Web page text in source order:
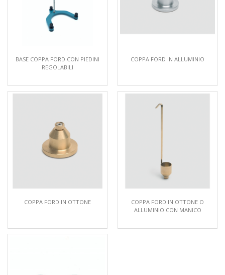
BASE COPPA FORD CON PIEDINI
REGOLABILI
COPPA FORD IN ALLUMINIO
COPPA FORD IN OTTONE
COPPA FORD IN OTTONE O
ALLUMINIO CON MANICO